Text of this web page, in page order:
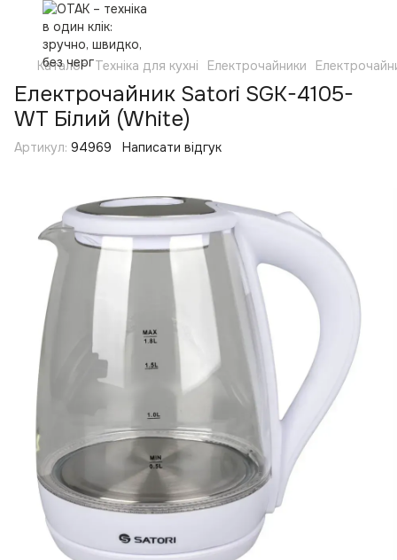
Каталог Техніка для кухні Електрочайники
Електрочайник Satori SGK-4105-
WT Білий (White)
Артикул: 94969 Написати відгук